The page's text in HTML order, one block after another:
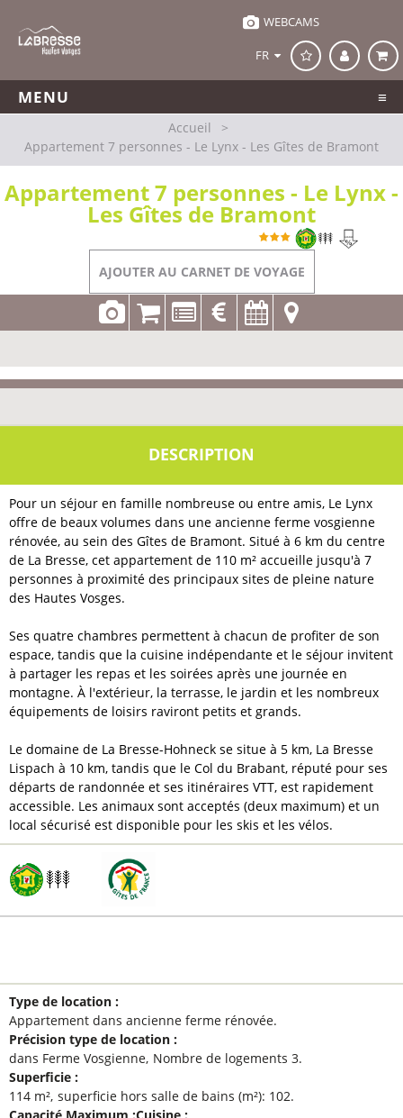
WEBCAMS
FR
MENU
Accueil
>
Appartement 7 personnes - Le Lynx - Les Gîtes de Bramont
Appartement 7 personnes - Le Lynx -
Les Gîtes de Bramont
AJOUTER AU CARNET DE VOYAGE
Pour un séjour en famille nombreuse ou entre amis, Le Lynx
offre de beaux volumes dans une ancienne ferme vosgienne
rénovée, au sein des Gîtes de Bramont. Situé à 6 km du centre
de La Bresse, cet appartement de 110 m² accueille jusqu'à 7
personnes à proximité des principaux sites de pleine nature
des Hautes Vosges.
Ses quatre chambres permettent à chacun de profiter de son
espace, tandis que la cuisine indépendante et le séjour invitent
à partager les repas et les soirées après une journée en
montagne. À l'extérieur, la terrasse, le jardin et les nombreux
équipements de loisirs raviront petits et grands.
Le domaine de La Bresse-Hohneck se situe à 5 km, La Bresse
Lispach à 10 km, tandis que le Col du Brabant, réputé pour ses
départs de randonnée et ses itinéraires VTT, est rapidement
accessible. Les animaux sont acceptés (deux maximum) et un
local sécurisé est disponible pour les skis et les vélos.
Type de location :
Appartement dans ancienne ferme rénovée
Précision type de location :
dans Ferme Vosgienne Nombre de logements 3
Superficie :
114 m² superficie hors salle de bains (m²): 102